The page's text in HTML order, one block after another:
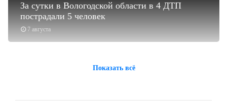
7 августа
За сутки в Вологодской области в 4 ДТП
пострадали 5 человек
Показать всё